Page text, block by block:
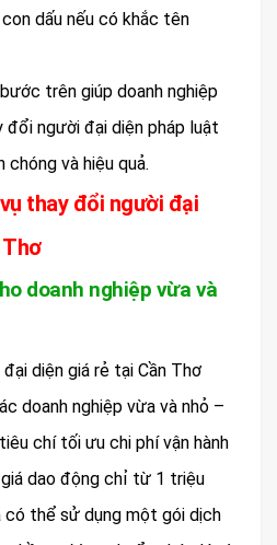
dấu nếu có khắc tên
trên giúp doanh nghiệp
người đại diện pháp luật
chóng và hiệu quả.
thay đổi người đại
Thơ
doanh nghiệp vừa và
diện giá rẻ tại Cần Thơ
doanh nghiệp vừa và nhỏ –
chí tối ưu chi phí vận hành
giá dao động chỉ từ 1 triệu
có thể sử dụng một gói dịch